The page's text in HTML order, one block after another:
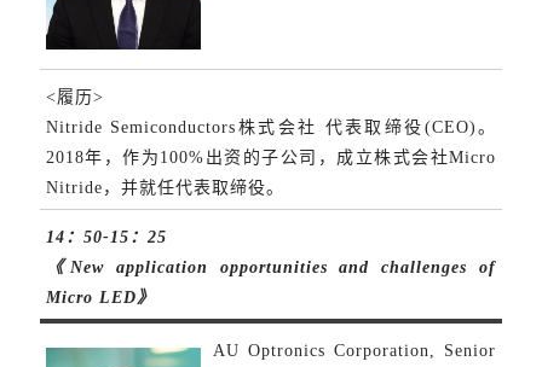
<履历>
Nitride Semiconductors株式会社 代表取缔役(CEO)。
2018年，作为100%出资的子公司，成立株式会社Micro
Nitride，并就任代表取缔役。
14：50-15：25
《New application opportunities and challenges of
Micro LED》
AU Optronics Corporation, Senior